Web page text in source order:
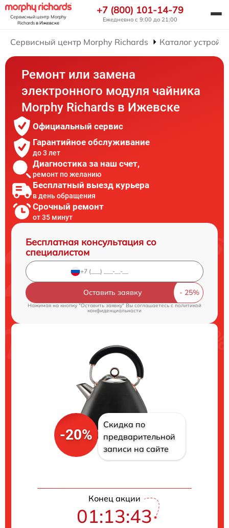
Сервисный центр Morphy
Richardsв Ижевске
+7 (800) 101-14-79
Ежедневно с 9:00 до 21:00
Сервисный центр Morphy Richards Каталог
Ремонт или замена
электронного модуля чайника
Morphy Richards в Ижевске
Официальный сервис
Гарантийное обслуживание
до 3 лет
Диагностика за наш счет,
ремонт по желанию
Бесплатный выезд курьера
в день обращения
Срочный ремонт
от 35 минут
Бесплатная консультация со
специалистом
Оставить заявку
Нажимая на кнопку "Оставить заявку" Вы соглашаетесь cполитикой
конфиденциальности
-20%
Скидка по
предварительной
записи на сайте
Конец акции
01:13:42